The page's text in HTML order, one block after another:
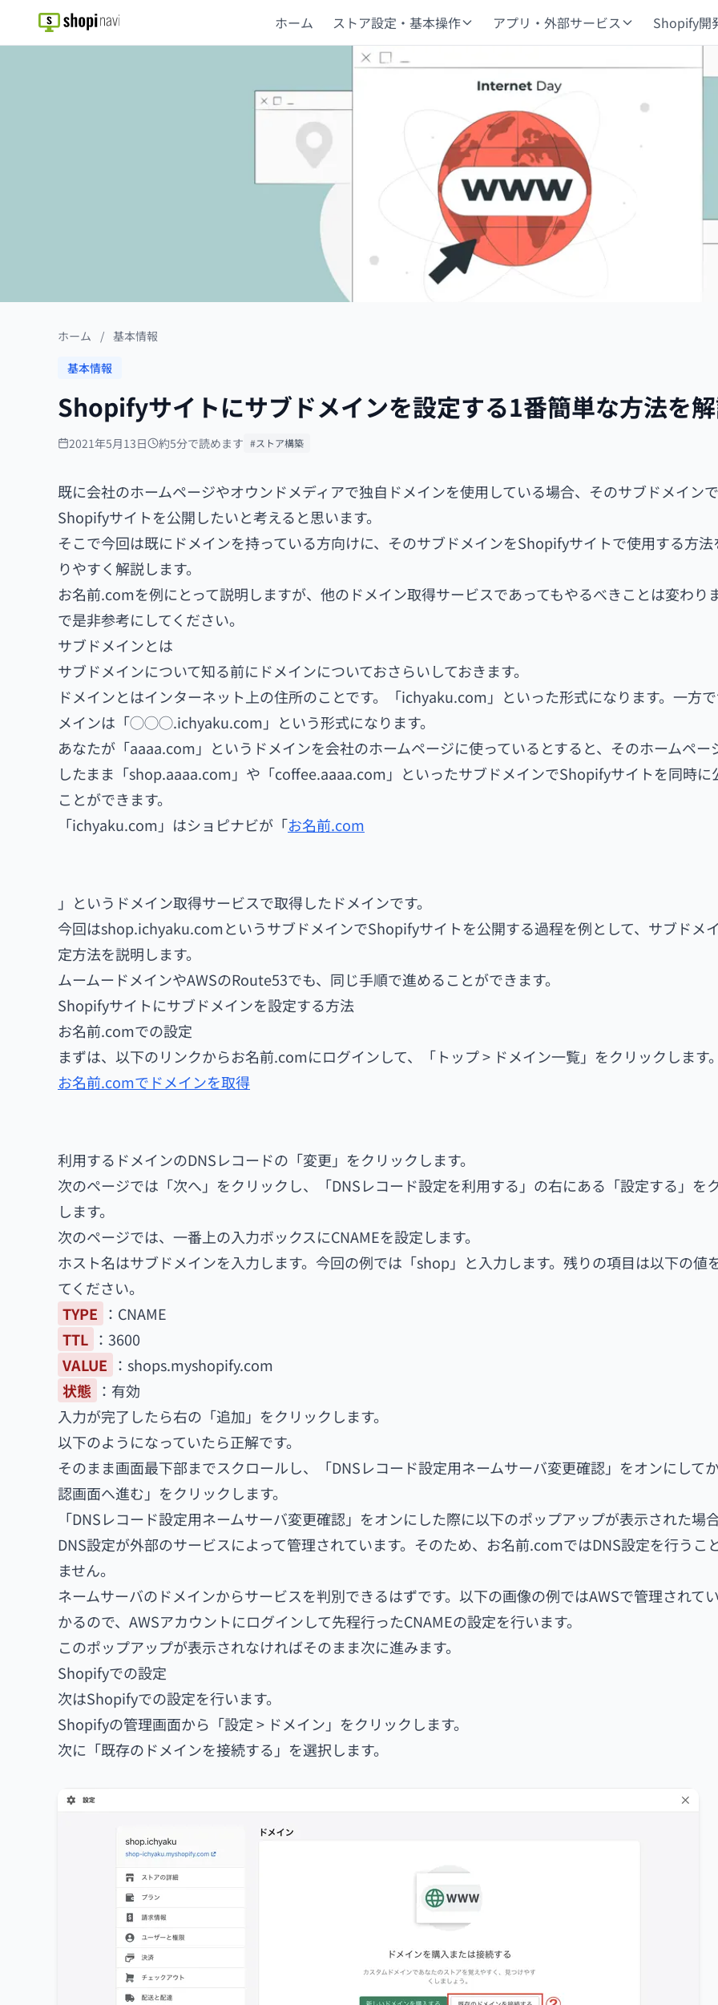
ホーム ストア設定・基本操作 アプリ・外部サービス Shopify開
ホーム / 基本情報
基本情報
Shopifyサイトにサブドメインを設定する1番簡単な方法を解
2021年5月13日 約5分で読めます #ストア構築
既に会社のホームページやオウンドメディアで独自ドメインを使用している場合、そのサブドメインで
Shopifyサイトを公開したいと考えると思います。
そこで今回は既にドメインを持っている方向けに、そのサブドメインをShopifyサイトで使用する方法
りやすく解説します。
お名前.comを例にとって説明しますが、他のドメイン取得サービスであってもやるべきことは変わり
で是非参考にしてください。
サブドメインとは
サブドメインについて知る前にドメインについておさらいしておきます。
ドメインとはインターネット上の住所のことです。「ichyaku.com」といった形式になります。一方
メインは「◯◯◯.ichyaku.com」という形式になります。
あなたが「aaaa.com」というドメインを会社のホームページに使っているとすると、そのホームペー
したまま「shop.aaaa.com」や「coffee.aaaa.com」といったサブドメインでShopifyサイトを同時に
ことができます。
「ichyaku.com」はショピナビが「お名前.com
」というドメイン取得サービスで取得したドメインです。
今回はshop.ichyaku.comというサブドメインでShopifyサイトを公開する過程を例として、サブドメ
定方法を説明します。
ムームードメインやAWSのRoute53でも、同じ手順で進めることができます。
Shopifyサイトにサブドメインを設定する方法
お名前.comでの設定
まずは、以下のリンクからお名前.comにログインして、「トップ > ドメイン一覧」をクリックします。
お名前.comでドメインを取得
利用するドメインのDNSレコードの「変更」をクリックします。
次のページでは「次へ」をクリックし、「DNSレコード設定を利用する」の右にある「設定する」を
します。
次のページでは、一番上の入力ボックスにCNAMEを設定します。
ホスト名はサブドメインを入力します。今回の例では「shop」と入力します。残りの項目は以下の値
てください。
TYPE ：CNAME
TTL ：3600
VALUE ：shops.myshopify.com
状態 ：有効
入力が完了したら右の「追加」をクリックします。
以下のようになっていたら正解です。
そのまま画面最下部までスクロールし、「DNSレコード設定用ネームサーバ変更確認」をオンにして
認画面へ進む」をクリックします。
「DNSレコード設定用ネームサーバ変更確認」をオンにした際に以下のポップアップが表示された場合
DNS設定が外部のサービスによって管理されています。そのため、お名前.comではDNS設定を行うこ
ません。
ネームサーバのドメインからサービスを判別できるはずです。以下の画像の例ではAWSで管理されて
かるので、AWSアカウントにログインして先程行ったCNAMEの設定を行います。
このポップアップが表示されなければそのまま次に進みます。
Shopifyでの設定
次はShopifyでの設定を行います。
Shopifyの管理画面から「設定 > ドメイン」をクリックします。
次に「既存のドメインを接続する」を選択します。